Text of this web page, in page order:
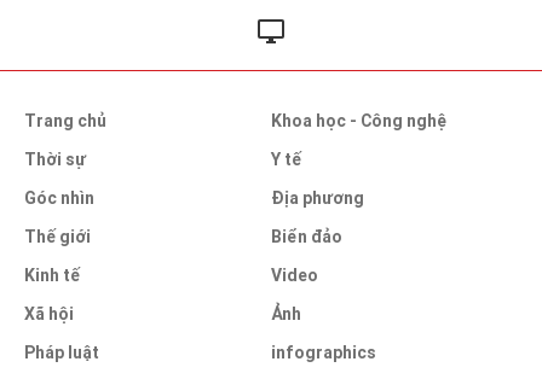
Trang chủ
Thời sự
Góc nhìn
Thế giới
Kinh tế
Xã hội
Pháp luật
Khoa học - Công nghệ
Y tế
Địa phương
Biển đảo
Video
Ảnh
infographics